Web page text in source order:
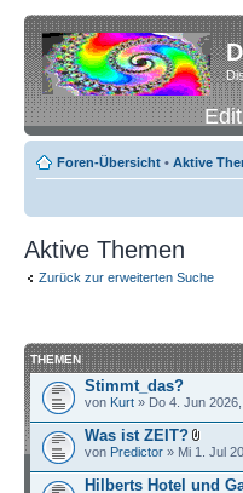
Foren-Übersicht • Aktive
Aktive Themen
Zurück zur erweiterten Suche
THEMEN
Stimmt_das?
von Kurt » Do 4. Jun
Was ist ZEIT?
von Predictor » Mi 1. Jul
Hilberts Hotel und